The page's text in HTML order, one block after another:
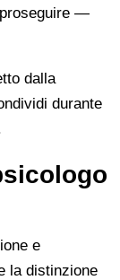
—
dalla
durante
e
la distinzione